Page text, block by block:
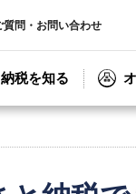
質問・お問い合わせ
税を知る